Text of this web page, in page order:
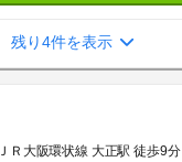
残り4件を表示
ＪＲ大阪環状線 大正駅 徒歩9分